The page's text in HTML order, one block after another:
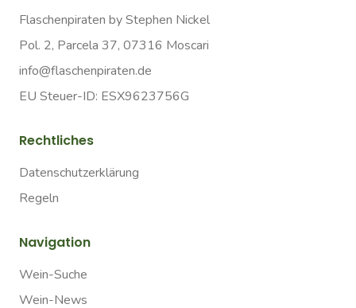
Flaschenpiraten by Stephen Nickel
Pol. 2, Parcela 37, 07316 Moscari
info@flaschenpiraten.de
EU Steuer-ID: ESX9623756G
Rechtliches
Datenschutzerklärung
Regeln
Navigation
Wein-Suche
Wein-News